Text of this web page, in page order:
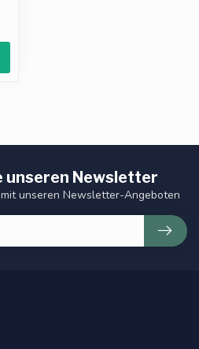
unseren Newsletter
unseren Newsletter-Angeboten